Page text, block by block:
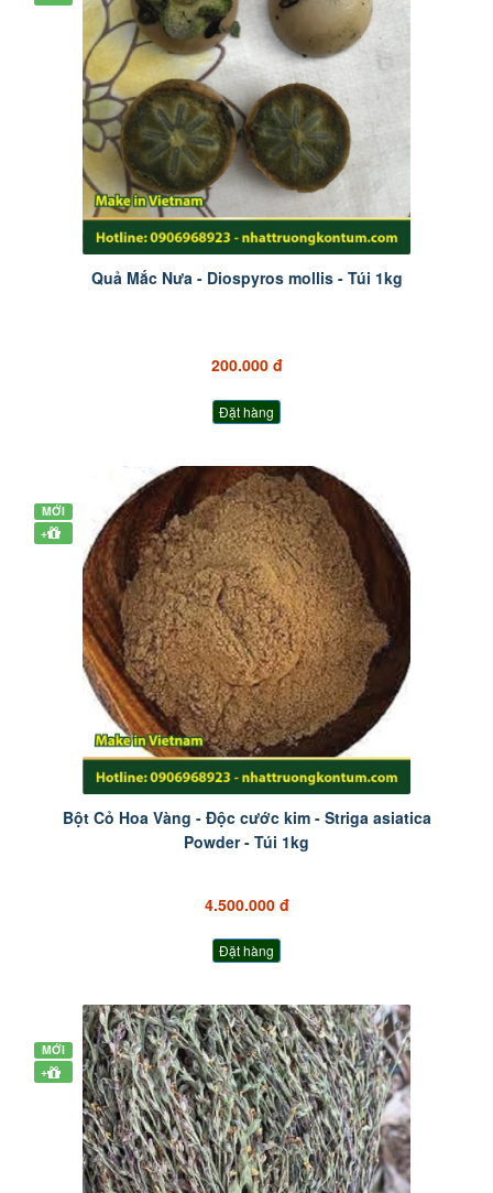
Quả Mắc Nưa - Diospyros mollis - Túi 1kg
200.000 đ
Đặt hàng
MỚI
+
Bột Cỏ Hoa Vàng - Độc cước kim - Striga asiatica
Powder - Túi 1kg
4.500.000 đ
Đặt hàng
MỚI
+